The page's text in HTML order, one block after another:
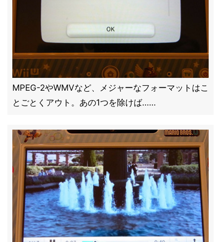
MPEG-2やWMVなど、メジャーなフォーマットはこ
とごとくアウト。あの1つを除けば……